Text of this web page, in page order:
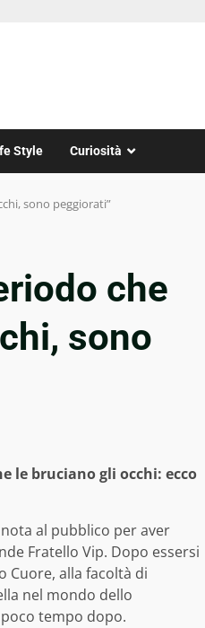
Style Curiosità
sono peggiorati”
che
sono
le bruciano gli occhi: ecco
al pubblico per aver
Fratello Vip. Dopo essersi
Cuore, alla facoltà di
nel mondo dello
tempo dopo.